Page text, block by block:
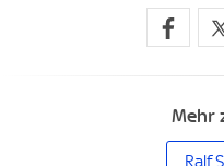
Mehr
Ralf